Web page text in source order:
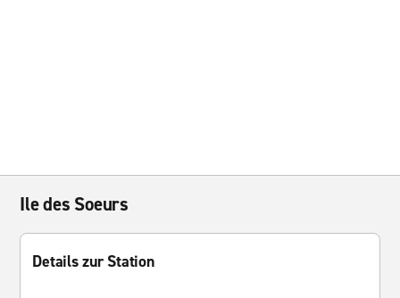
Ile des Soeurs
Details zur Station